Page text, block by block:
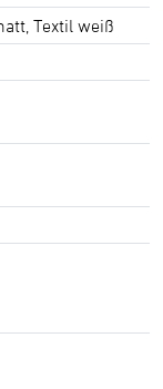
Textil weiß